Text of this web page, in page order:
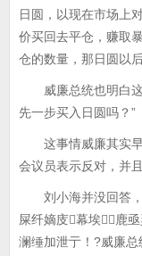
日圆，以现在市场上
价买回去平仓，赚取
仓的数量，那日圆以
威廉总统也明白这
先一步买入日圆吗？”
这事情威廉其实早
会议员表示反对，并
刘小海并没回答，
屎纤嫡庋幕埃鹿
澜缍加泄亍！?威廉